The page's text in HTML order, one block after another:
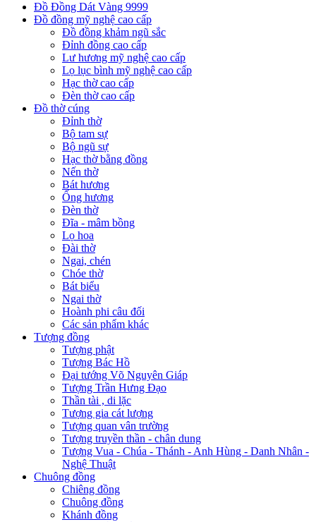
Đồ Đồng Dát Vàng 9999
Đồ đồng mỹ nghệ cao cấp
Đồ đồng khảm ngũ sắc
Đỉnh đồng cao cấp
Lư hương mỹ nghệ cao cấp
Lọ lục bình mỹ nghệ cao cấp
Hạc thờ cao cấp
Đèn thờ cao cấp
Đồ thờ cúng
Đỉnh thờ
Bộ tam sự
Bộ ngũ sự
Hạc thờ bằng đồng
Nến thờ
Bát hương
Ống hương
Đèn thờ
Đĩa - mâm bồng
Lọ hoa
Đài thờ
Ngai, chén
Chóe thờ
Bát biểu
Ngai thờ
Hoành phi câu đối
Các sản phẩm khác
Tượng đồng
Tượng phật
Tượng Bác Hồ
Đại tướng Võ Nguyên Giáp
Tượng Trần Hưng Đạo
Thần tài , di lặc
Tượng gia cát lượng
Tượng quan vân trường
Tượng truyền thần - chân dung
Tượng Vua - Chúa - Thánh - Anh Hùng - Danh Nhân -
Nghệ Thuật
Chuông đồng
Chiêng đồng
Chuông đồng
Khánh đồng